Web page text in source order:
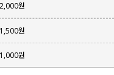
원
원
원